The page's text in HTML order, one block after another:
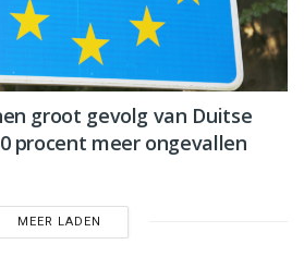
groot gevolg van Duitse
procent meer ongevallen
MEER LADEN